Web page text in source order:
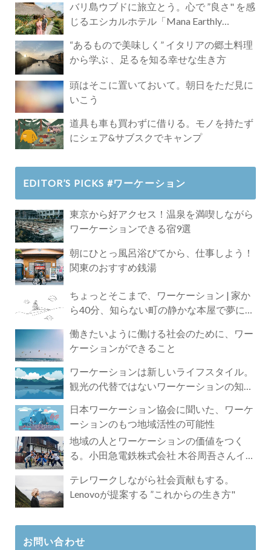
バリ島ウブドに旅立とう。心で ”良さ" を感
じるエシカルホテル「Mana Earthly
“あるもので美味しく” イタリアの郷土料理
から学ぶ 、足るを知る幸せな生き方
頭はそこに置いておいて。朝日をただ見に
いこう
道具も車も買わずに借りる。モノを持たず
にシェア&サブスクでキャンプ
EDITOR’S PICKS #ワーケーション
東京から好アクセス！温泉を満喫しながら
ワーケーションできる宿9選
朝にひとっ風呂浴びてから、仕事しよう！
関東のおすすめ銭湯
ちょっとそこまで、ワーケーション | 家か
ら40分、知らない町の静かな本屋で夢に近
働きたいように働ける社会のために、ワー
ケーションができること
ワーケーションは新しいライフスタイル。
観光の代替ではないワーケーションの知ら
日本ワーケーション協会に聞いた、ワーケ
ーションのもつ地域活性の可能性
地域の人とワーケーションの価値をつく
る。小田急電鉄株式会社 木谷周吾さんイン
テレワークしながら社会貢献もする。
Lenovoが提案する ”これからの生き方"
お問い合わせ